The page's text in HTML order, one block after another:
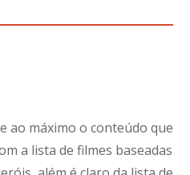
ao máximo o conteúdo que
a lista de filmes baseadas